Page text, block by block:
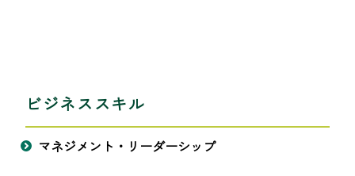
ビジネススキル
マネジメント・リーダーシップ